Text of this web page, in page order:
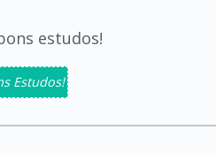
estudos!
Estudos!